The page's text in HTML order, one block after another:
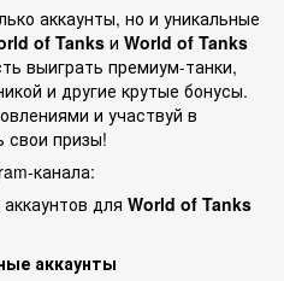
аккаунты, но и уникальные
of Tanksи World of Tanks
выиграть премиум-танки,
и другие крутые бонусы.
и участвуй в
свои призы!
канала:
аккаунтов для World of Tanks
аккаунты